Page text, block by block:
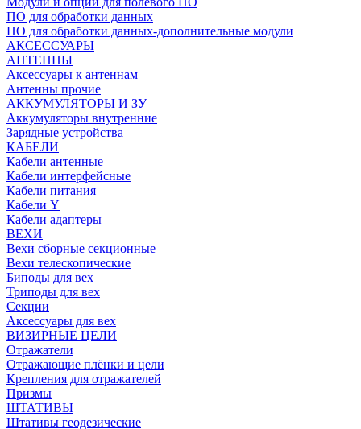
ПО для обработки данных
ПО для обработки данных-дополнительные модули
АКСЕССУАРЫ
АНТЕННЫ
Аксессуары к антеннам
Антенны прочие
АККУМУЛЯТОРЫ И ЗУ
Аккумуляторы внутренние
Зарядные устройства
КАБЕЛИ
Кабели антенные
Кабели интерфейсные
Кабели питания
Кабели Y
Кабели адаптеры
ВЕХИ
Вехи сборные секционные
Вехи телескопические
Биподы для вех
Триподы для вех
Секции
Аксессуары для вех
ВИЗИРНЫЕ ЦЕЛИ
Отражатели
Отражающие плёнки и цели
Крепления для отражателей
Призмы
ШТАТИВЫ
Штативы геодезические